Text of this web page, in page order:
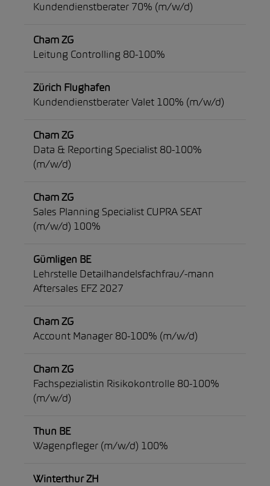
Kundendienstberater 70% (m/w/d)
Cham ZG
Leitung Controlling 80-100%
Zürich Flughafen
Kundendienstberater Valet 100% (m/w/d)
Cham ZG
Data & Reporting Specialist 80-100%
(m/w/d)
Cham ZG
Sales Planning Specialist CUPRA SEAT
(m/w/d) 100%
Gümligen BE
Lehrstelle Detailhandelsfachfrau/-mann
Aftersales EFZ 2027
Cham ZG
Account Manager 80-100% (m/w/d)
Cham ZG
Fachspezialistin Risikokontrolle 80-100%
(m/w/d)
Thun BE
Wagenpfleger (m/w/d) 100%
Winterthur ZH